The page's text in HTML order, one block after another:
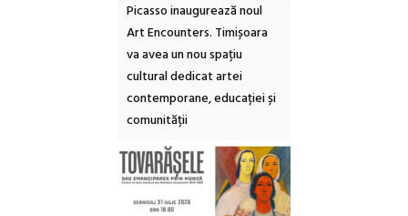
Picasso inaugurează noul
Art Encounters. Timișoara
va avea un nou spațiu
cultural dedicat artei
contemporane, educației și
comunității